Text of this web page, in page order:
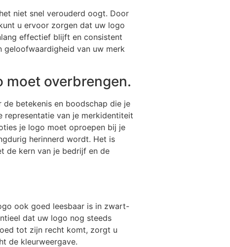
niet snel verouderd oogt. Door
u ervoor zorgen dat uw logo
effectief blijft en consistent
geloofwaardigheid van uw merk
moet overbrengen.
betekenis en boodschap die je
representatie van je merkidentiteit
je logo moet oproepen bij je
herinnerd wordt. Het is
de kern van je bedrijf en de
ook goed leesbaar is in zwart-
dat uw logo nog steeds
tot zijn recht komt, zorgt u
de kleurweergave.